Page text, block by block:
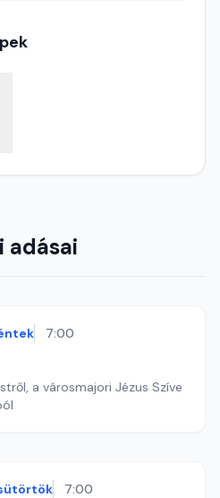
adásai
7:00
a városmajori Jézus Szíve
7:00